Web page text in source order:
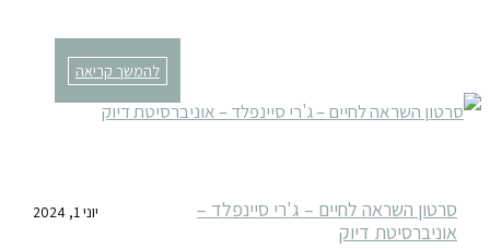
להמשך קריאה
סרטון השראה לחיים – ג'רי סיינפלד –
אוניברסיטת דיוק
יוני 1, 2024